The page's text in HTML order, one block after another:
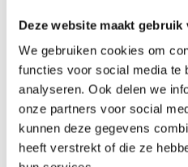
Deze website maakt gebruik
We gebruiken cookies om
functies voor social media te
analyseren. Ook delen we
onze partners voor social
kunnen deze gegevens
heeft verstrekt of die ze
ragout.
nagerechten
uit van ons